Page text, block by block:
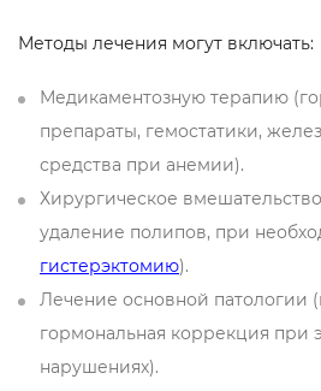
Методы лечения могут включать:
Медикаментозную терапию
препараты, гемостатики,
средства при анемии).
Хирургическое
удаление полипов, при
гистерэктомию).
Лечение основной патологии
гормональная коррекция при
нарушениях).